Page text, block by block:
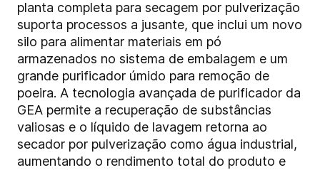
planta completa para secagem por pulverização
suporta processos a jusante, que inclui um novo
silo para alimentar materiais em pó
armazenados no sistema de embalagem e um
grande purificador úmido para remoção de
poeira. A tecnologia avançada de purificador da
GEA permite a recuperação de substâncias
valiosas e o líquido de lavagem retorna ao
secador por pulverização como água industrial,
aumentando o rendimento total do produto e